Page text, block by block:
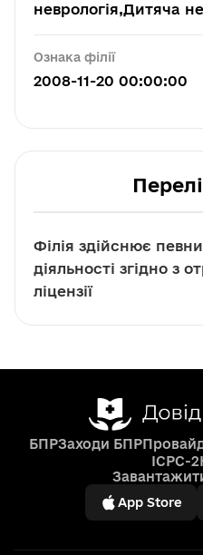
неврологія,Дитяча
Ознака філії
2008-11-20 00:00:00
Філія здійснює
діяльності згідно з
ліцензії
БПРЗаходи БПР
ICPC-2
App Store